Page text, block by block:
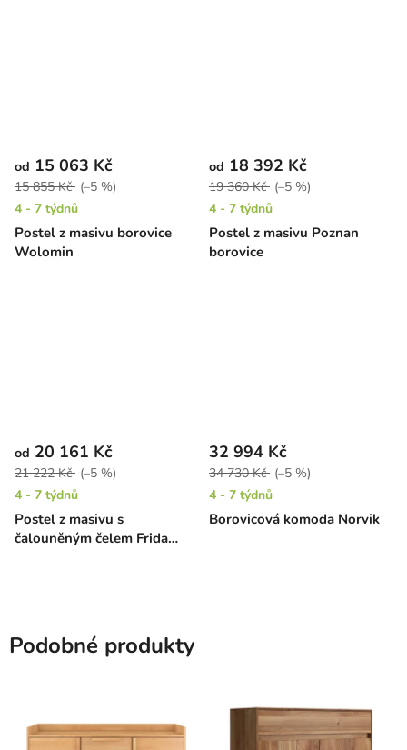
Postel z masivu borovice
Wolomin
od 15 063 Kč
15 855 Kč (–5 %)
4 - 7 týdnů
Postel z masivu Poznan
borovice
od 18 392 Kč
19 360 Kč (–5 %)
4 - 7 týdnů
Postel z masivu s
čalouněným čelem Frida
od 20 161 Kč
21 222 Kč (–5 %)
4 - 7 týdnů
Borovicová komoda Norvik
32 994 Kč
34 730 Kč (–5 %)
4 - 7 týdnů
Podobné produkty